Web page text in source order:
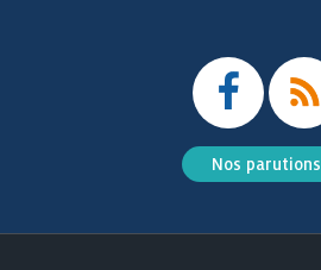
Nos parutions